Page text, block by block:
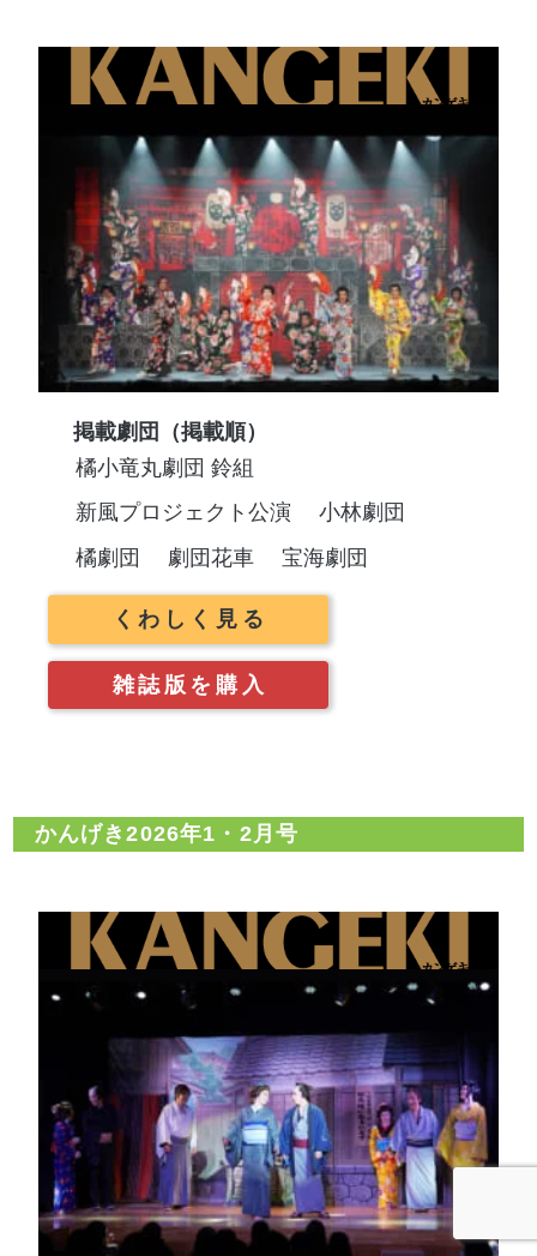
掲載劇団（掲載順）
橘小竜丸劇団 鈴組
新風プロジェクト公演
小林劇団
橘劇団
劇団花車 宝海劇団
くわしく見る
雑誌版を購入
かんげき2026年1・2月号